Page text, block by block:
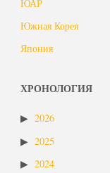
ЮАР
Южная Корея
Япония
ХРОНОЛОГИЯ
2026
2025
2024